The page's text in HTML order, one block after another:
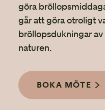
Budgetera ett
Hur lägger ni en
Att planera
göra
går att göra otroligt
bröllopsdukningar
naturen.
BOKA MÖTE